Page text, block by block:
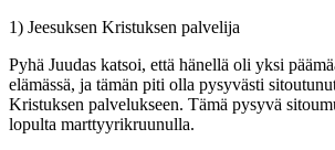
1) Jeesuksen Kristuksen palvelija
Pyhä Juudas katsoi, että hänellä oli yksi
elämässä, ja tämän piti olla pysyvästi
Kristuksen palvelukseen. Tämä pysyvä
lopulta marttyyrikruunulla.